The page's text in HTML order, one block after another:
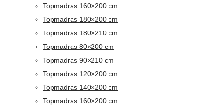
Topmadras 160×200 cm
Topmadras 180×200 cm
Topmadras 180×210 cm
Topmadras 80×200 cm
Topmadras 90×210 cm
Topmadras 120×200 cm
Topmadras 140×200 cm
Topmadras 160×200 cm